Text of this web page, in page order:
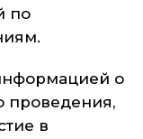
по
о
проведения,
в